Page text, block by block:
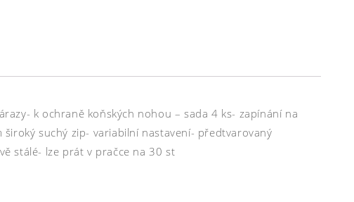
k ochraně koňských nohou – sada 4 ks- zapínání na
suchý zip- variabilní nastavení- předtvarovaný
stálé- lze prát v pračce na 30 st